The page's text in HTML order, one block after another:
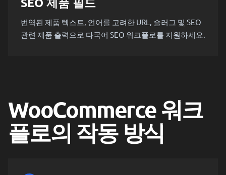
번역된 제품 텍스트, 언어를 고려한 URL, 슬러그 및 SEO
관련 제품 출력으로 다국어 SEO 워크플로를 지원하세요.
WooCommerce 워크
플로의 작동 방식